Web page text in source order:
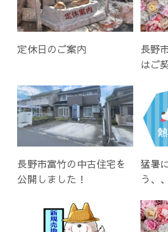
定休日のご案内
長野
はご
長野市富竹の中古住宅を
公開しました！
猛暑
う、、